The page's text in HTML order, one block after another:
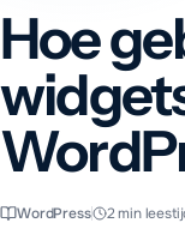
Hoe
WordPress 2min